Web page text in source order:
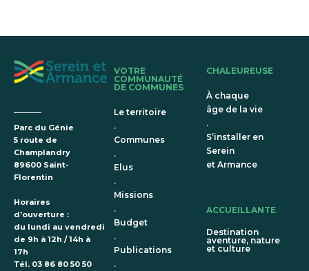
Parc du Génie
5 route de
Champlandry
89600 Saint-
Florentin
Horaires
d’ouverture :
du lundi au vendredi
de 9h à 12h / 14h à
17h
Tél. 03 86 80 50 50
VOTRE
COMMUNAUTÉ
DE COMMUNES
Le territoire
.
Communes
.
Elus
.
Missions
.
Budget
.
Publications
.
CHALEUREUSE
À chaque
âge de la vie
.
S’installer en
Serein
et Armance
ACCUEILLANTE
Destination
aventure, nature
et culture